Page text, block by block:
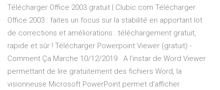
Télécharger Office 2003 gratuit | Clubic.com Télécharger
Office 2003 : faites un focus sur la stabilité en apportant lot
de corrections et améliorations : téléchargement gratuit,
rapide et sûr ! Télécharger Powerpoint Viewer (gratuit) -
Comment Ça Marche 10/12/2019 · A l'instar de Word Viewer
permettant de lire gratuitement des fichiers Word, la
visionneuse Microsoft PowerPoint permet d'afficher